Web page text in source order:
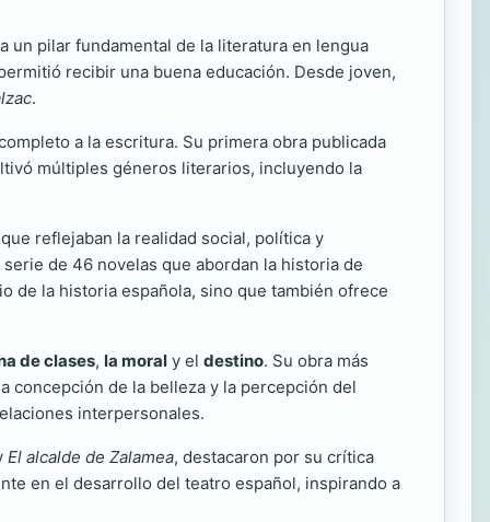
un pilar fundamental de la literatura en lengua
recibir una buena educación. Desde joven,
.
a la escritura. Su primera obra publicada
múltiples géneros literarios, incluyendo la
reflejaban la realidad social, política y
serie de 46 novelas que abordan la historia de
de la historia española, sino que también ofrece
de clases, la moral y el destino. Su obra más
concepción de la belleza y la percepción del
interpersonales.
El alcalde de Zalamea, destacaron por su crítica
en el desarrollo del teatro español, inspirando a